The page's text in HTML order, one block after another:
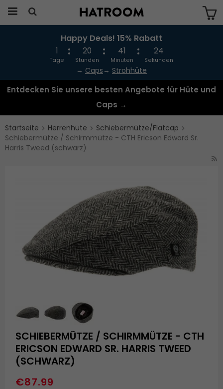
Das Produkt wurde in Ihren Warenkorb
gelegt
Happy Deals! 15% Rabatt
1
Tage
20
Stunden
41
Minuten
24
Sekunden
→ Caps → Strohhüte
Entdecken Sie unsere besten Angebote für Hüte und
Caps →
Startseite Herrenhüte
Schiebermütze/Flatcap
Schiebermütze / Schirmmütze - CTH Ericson Edward Sr.
Harris Tweed (schwarz)
SCHIEBERMÜTZE / SCHIRMMÜTZE - CTH
ERICSON EDWARD SR. HARRIS TWEED
(SCHWARZ)
€87.99